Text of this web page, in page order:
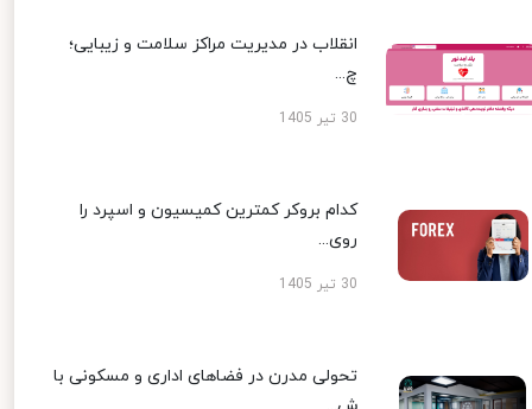
انقلاب در مدیریت مراکز سلامت و زیبایی؛
چ...
30 تیر 1405
کدام بروکر کمترین کمیسیون و اسپرد را
روی...
30 تیر 1405
تحولی مدرن در فضاهای اداری و مسکونی با